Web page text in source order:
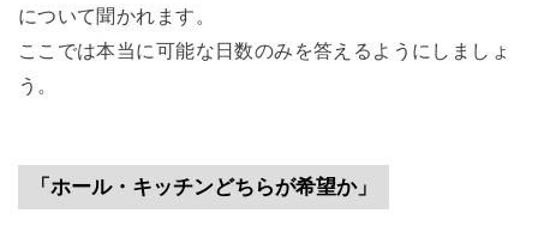
について聞かれます。
ここでは本当に可能な日数のみを答えるようにしましょ
う。
「ホール・キッチンどちらが希望か」